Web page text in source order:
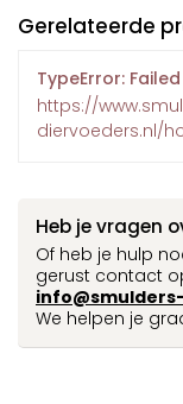
Gerelateerde
TypeError:
https://
diervoeders.nl/
Heb je vragen
Of heb je hulp
gerust contact
We helpen je